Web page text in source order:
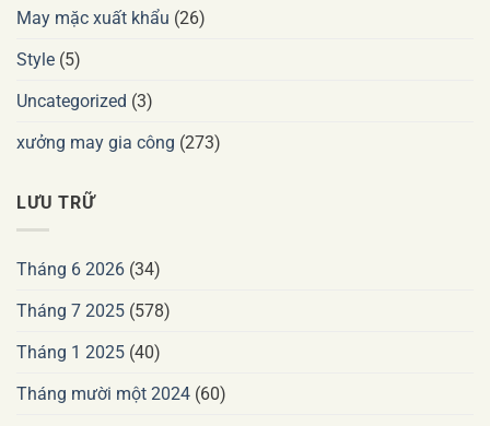
May mặc xuất khẩu (26)
Style (5)
Uncategorized (3)
xưởng may gia công (273)
LƯU TRỮ
Tháng 6 2026 (34)
Tháng 7 2025 (578)
Tháng 1 2025 (40)
Tháng mười một 2024 (60)